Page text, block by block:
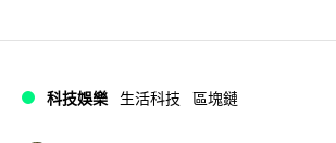
科技娛樂 生活科技 區塊鏈